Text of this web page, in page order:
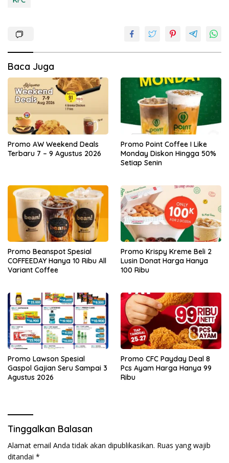
Baca Juga
Promo AW Weekend Deals
Terbaru 7 – 9 Agustus 2026
Promo Point Coffee I Like
Monday Diskon Hingga 50%
Setiap Senin
Promo Beanspot Spesial
COFFEEDAY Hanya 10 Ribu All
Variant Coffee
Promo Krispy Kreme Beli 2
Lusin Donat Harga Hanya
100 Ribu
Promo Lawson Spesial
Gaspol Gajian Seru Sampai 3
Agustus 2026
Promo CFC Payday Deal 8
Pcs Ayam Harga Hanya 99
Ribu
Tinggalkan Balasan
Alamat email Anda tidak akan dipublikasikan. Ruas yang wajib
ditandai *